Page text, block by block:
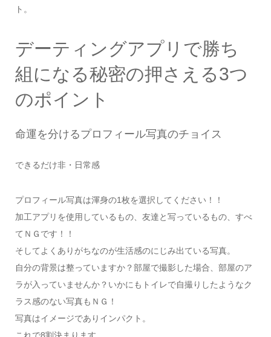
ト。
デーティングアプリで勝ち
組になる秘密の押さえる3つ
のポイント
命運を分けるプロフィール写真のチョイス
できるだけ非・日常感
プロフィール写真は渾身の1枚を選択してください！！
加工アプリを使用しているもの、友達と写っているもの、すべ
てＮＧです！！
そしてよくありがちなのが生活感のにじみ出ている写真。
自分の背景は整っていますか？部屋で撮影した場合、部屋のア
ラが入っていませんか？いかにもトイレで自撮りしたようなク
ラス感のない写真もＮＧ！
写真はイメージでありインパクト。